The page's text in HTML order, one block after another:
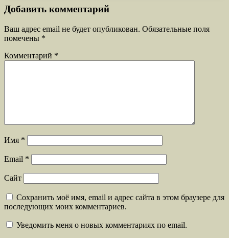
Добавить комментарий
Ваш адрес email не будет опубликован. Обязательные поля
помечены *
Комментарий *
Имя *
Email *
Сайт
Сохранить моё имя, email и адрес сайта в этом браузере для
последующих моих комментариев.
Уведомить меня о новых комментариях по email.